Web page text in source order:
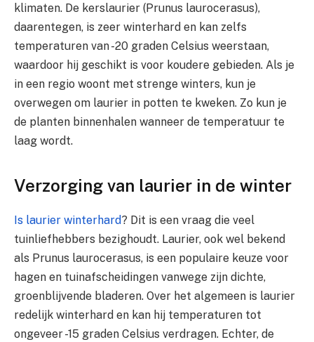
klimaten. De kerslaurier (Prunus laurocerasus),
daarentegen, is zeer winterhard en kan zelfs
temperaturen van -20 graden Celsius weerstaan,
waardoor hij geschikt is voor koudere gebieden. Als je
in een regio woont met strenge winters, kun je
overwegen om laurier in potten te kweken. Zo kun je
de planten binnenhalen wanneer de temperatuur te
laag wordt.
Verzorging van laurier in de winter
Is laurier winterhard? Dit is een vraag die veel
tuinliefhebbers bezighoudt. Laurier, ook wel bekend
als Prunus laurocerasus, is een populaire keuze voor
hagen en tuinafscheidingen vanwege zijn dichte,
groenblijvende bladeren. Over het algemeen is laurier
redelijk winterhard en kan hij temperaturen tot
ongeveer -15 graden Celsius verdragen. Echter, de